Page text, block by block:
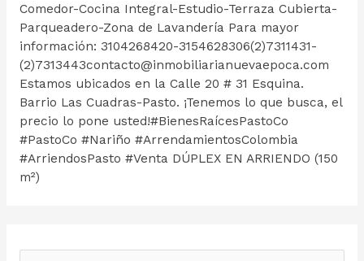
Comedor-Cocina Integral-Estudio-Terraza Cubierta-
Parqueadero-Zona de Lavandería Para mayor
información: 3104268420-3154628306(2)7311431-
(2)7313443contacto@inmobiliarianuevaepoca.com
Estamos ubicados en la Calle 20 # 31 Esquina.
Barrio Las Cuadras-Pasto. ¡Tenemos lo que busca, el
precio lo pone usted!#BienesRaícesPastoCo
#PastoCo #Nariño #ArrendamientosColombia
#ArriendosPasto #Venta DÚPLEX EN ARRIENDO (150
m²)